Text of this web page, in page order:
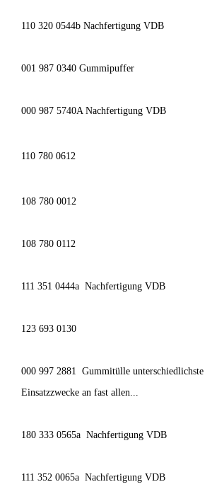
110 320 0544b Nachfertigung VDB
001 987 0340 Gummipuffer
000 987 5740A Nachfertigung VDB
110 780 0612
108 780 0012
108 780 0112
111 351 0444a Nachfertigung VDB
123 693 0130
000 997 2881 Gummitülle unterschiedlichste
Einsatzzwecke an fast allen...
180 333 0565a Nachfertigung VDB
111 352 0065a Nachfertigung VDB